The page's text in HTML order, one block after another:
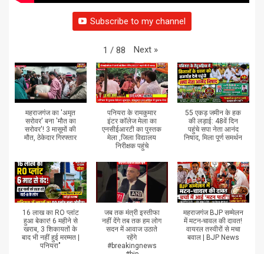
Subscribe to my channel
1 / 88 Next »
महराजगंज का 'अमृत
सरोवर' बना 'मौत का
सरोवर'! 3 मासूमों की
मौत, ठेकेदार गिरफ्तार
पनियरा के रामकुमार
इंटर कॉलेज मेला का
एनसीईआरटी का पुस्तक
मेला ,जिला विद्यालय
निरीक्षक पहुंचे
55 एकड़ जमीन के हक
की लड़ाई: 48वें दिन
पहुंचे सपा नेता आनंद
निषाद, मिला पूर्ण समर्थन
16 लाख का RO प्लांट
हुआ बेकार! 6 महीने से
खराब, 3 शिकायतों के
बाद भी नहीं हुई मरम्मत |
पनियरा"
जब तक मंत्री इस्तीफा
नहीं देंगे तब तक हम लोग
सदन में आवाज उठाते
रहेंगे
#breakingnews
महराजगंज BJP सम्मेलन
में मटन-चावल की दावत!
वायरल तस्वीरों से मचा
बवाल | BJP News